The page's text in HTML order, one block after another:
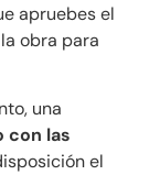
apruebes el
obra para
una
con las
el